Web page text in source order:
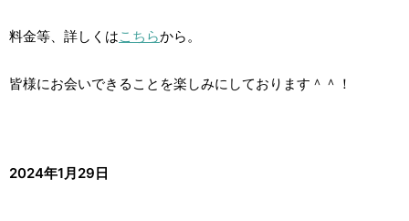
料金等、詳しくはこちらから。
皆様にお会いできることを楽しみにしております＾＾！
2024年1月29日